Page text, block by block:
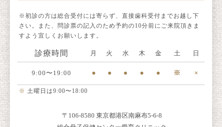
※初診の方は総合受付には寄らず、直接歯科受付までお越し下
さい。また、問診票の記入のため予約の10分前にご来院頂きま
すよう宜しくお願いします。
診療時間 月 火 水 木 金 土 日
9:00〜19:00 ● ● ● ● ● ※ ×
※ 土曜日は9:00〜18:00
〒106-8580 東京都港区南麻布5-6-8